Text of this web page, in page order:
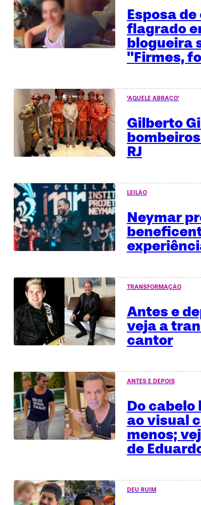
Esposa
flagrado
blogueira
"Firmes,
'AQUELE ABRAÇO'
Gilberto
RJ
LEILÃO
Neymar
TRANSFORMAÇÃO
Antes e
veja a
cantor
ANTES E DEPOIS
Do cabelo
ao visual
menos;
de
DEU RUIM